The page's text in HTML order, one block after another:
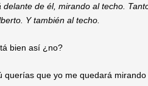
delante de él, mirando al techo.
Y también al techo.
bien así ¿no?
querías que yo me quedará